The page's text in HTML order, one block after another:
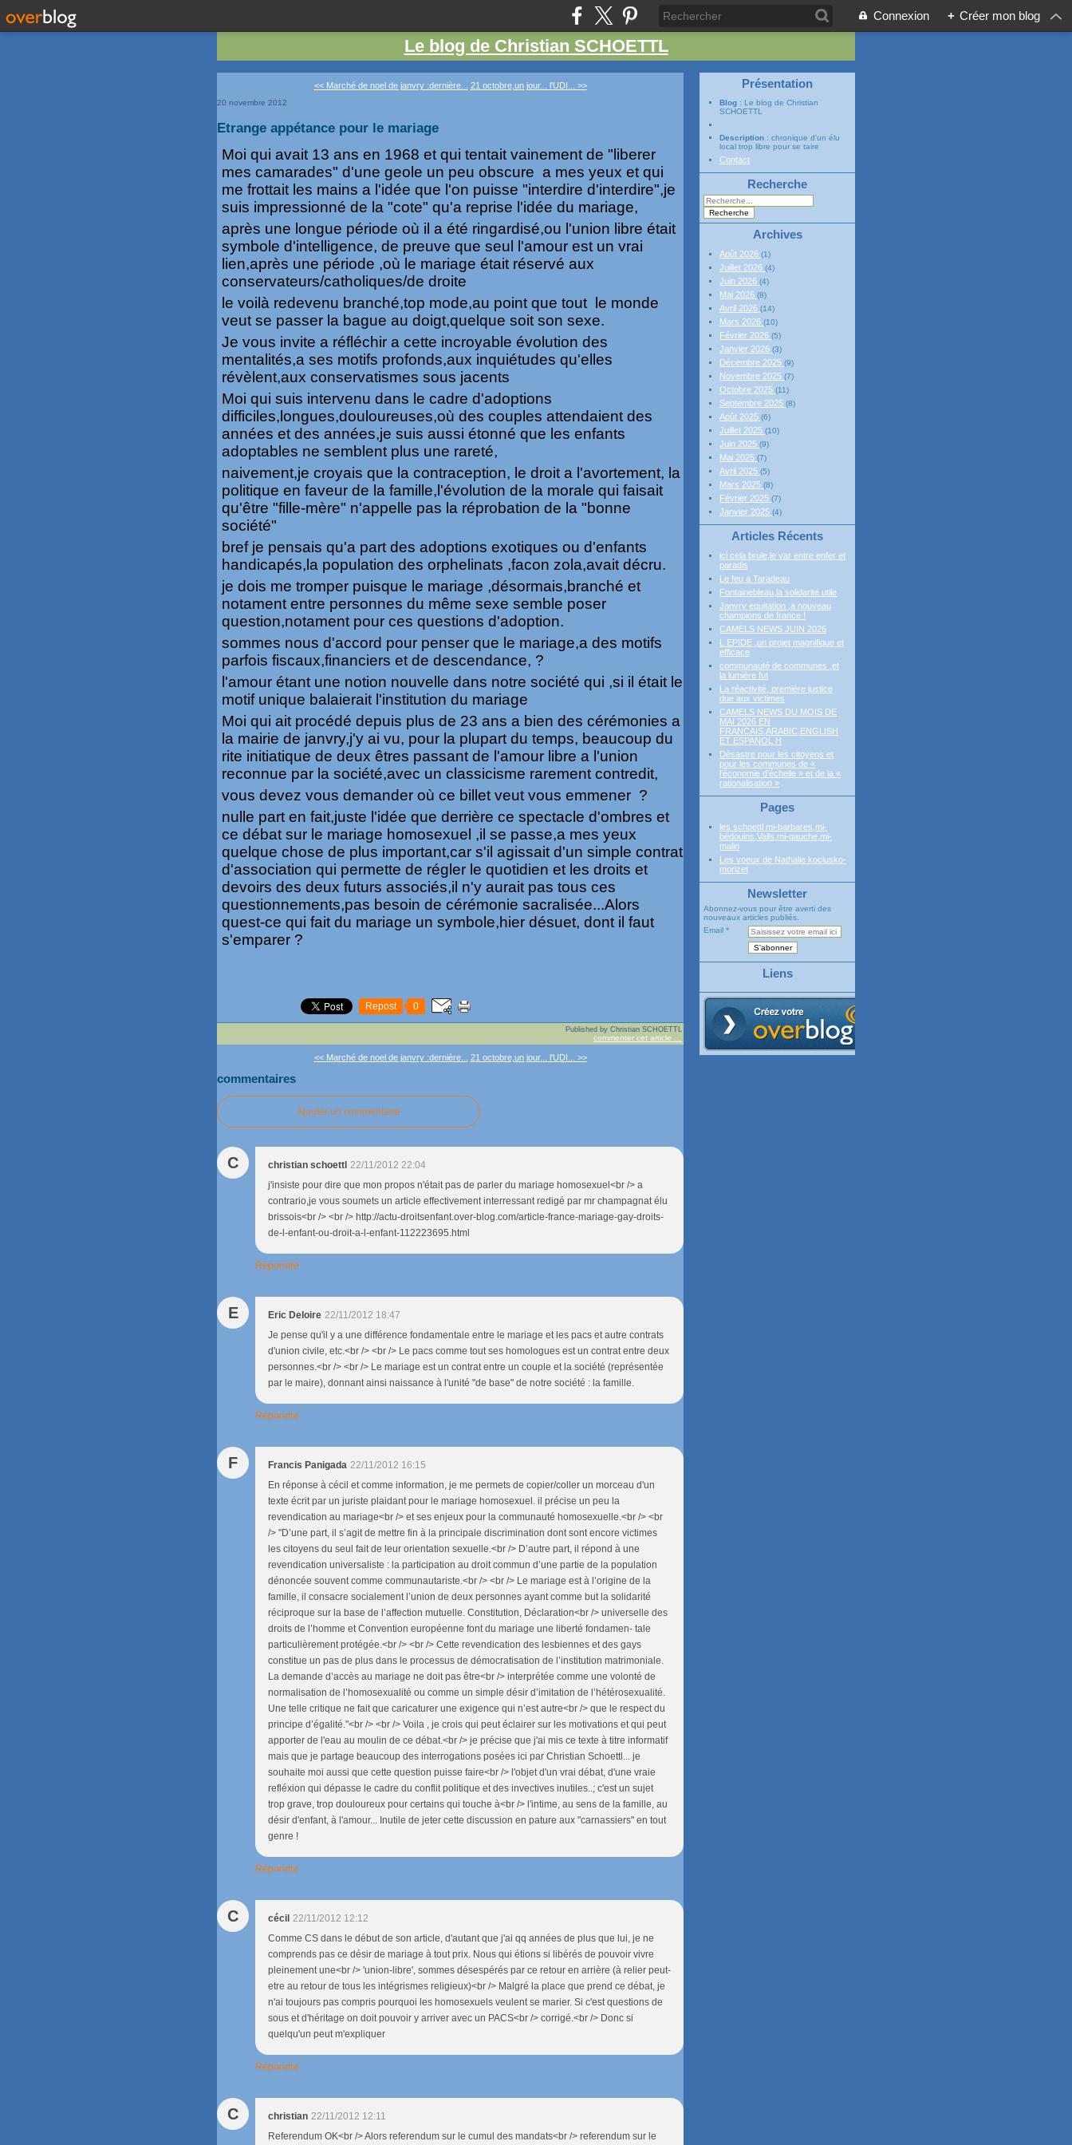
Connexion + Créer mon blog
Le blog de Christian SCHOETTL
<< Marché de noel de janvry :dernière... 21 octobre,un jour... l'UDI... >>
20 novembre 2012
Etrange appétance pour le mariage
Moi qui avait 13 ans en 1968 et qui tentait vainement de "liberer
mes camarades" d'une geole un peu obscure a mes yeux et qui
me frottait les mains a l'idée que l'on puisse "interdire d'interdire",je
suis impressionné de la "cote" qu'a reprise l'idée du mariage,
après une longue période où il a été ringardisé,ou l'union libre était
symbole d'intelligence, de preuve que seul l'amour est un vrai
lien,après une période ,où le mariage était réservé aux
conservateurs/catholiques/de droite
le voilà redevenu branché,top mode,au point que tout le monde
veut se passer la bague au doigt,quelque soit son sexe.
Je vous invite a réfléchir a cette incroyable évolution des
mentalités,a ses motifs profonds,aux inquiétudes qu'elles
révèlent,aux conservatismes sous jacents
Moi qui suis intervenu dans le cadre d'adoptions
difficiles,longues,douloureuses,où des couples attendaient des
années et des années,je suis aussi étonné que les enfants
adoptables ne semblent plus une rareté,
naivement,je croyais que la contraception, le droit a l'avortement, la
politique en faveur de la famille,l'évolution de la morale qui faisait
qu'être "fille-mère" n'appelle pas la réprobation de la "bonne
société"
bref je pensais qu'a part des adoptions exotiques ou d'enfants
handicapés,la population des orphelinats ,facon zola,avait décru.
je dois me tromper puisque le mariage ,désormais,branché et
notament entre personnes du même sexe semble poser
question,notament pour ces questions d'adoption.
sommes nous d'accord pour penser que le mariage,a des motifs
parfois fiscaux,financiers et de descendance, ?
l'amour étant une notion nouvelle dans notre société qui ,si il était le
motif unique balaierait l'institution du mariage
Moi qui ait procédé depuis plus de 23 ans a bien des cérémonies a
la mairie de janvry,j'y ai vu, pour la plupart du temps, beaucoup du
rite initiatique de deux êtres passant de l'amour libre a l'union
reconnue par la société,avec un classicisme rarement contredit,
vous devez vous demander où ce billet veut vous emmener ?
nulle part en fait,juste l'idée que derrière ce spectacle d'ombres et
ce débat sur le mariage homosexuel ,il se passe,a mes yeux
quelque chose de plus important,car s'il agissait d'un simple contrat
d'association qui permette de régler le quotidien et les droits et
devoirs des deux futurs associés,il n'y aurait pas tous ces
questionnements,pas besoin de cérémonie sacralisée...Alors
quest-ce qui fait du mariage un symbole,hier désuet, dont il faut
s'emparer ?
Repost 0
Published by Christian SCHOETTL
commenter cet article
<< Marché de noel de janvry :dernière... 21 octobre,un jour... l'UDI... >>
commentaires
Ajouter un commentaire
C christian schoettl 22/11/2012 22:04
j'insiste pour dire que mon propos n'était pas de parler du mariage homosexuel<br /> a
contrario,je vous soumets un article effectivement interressant redigé par mr champagnat élu
brissois<br /> <br /> http://actu-droitsenfant.over-blog.com/article-france-mariage-gay-droits-
de-l-enfant-ou-droit-a-l-enfant-112223695.html
Répondre
E Eric Deloire 22/11/2012 18:47
Je pense qu'il y a une différence fondamentale entre le mariage et les pacs et autre contrats
d'union civile, etc.<br /> <br /> Le pacs comme tout ses homologues est un contrat entre deux
personnes.<br /> <br /> Le mariage est un contrat entre un couple et la société (représentée
par le maire), donnant ainsi naissance à l'unité "de base" de notre société : la famille.
Répondre
F Francis Panigada 22/11/2012 16:15
En réponse à cécil et comme information, je me permets de copier/coller un morceau d'un
texte écrit par un juriste plaidant pour le mariage homosexuel. il précise un peu la
revendication au mariage<br /> et ses enjeux pour la communauté homosexuelle.<br /> <br
/> "D’une part, il s’agit de mettre fin à la principale discrimination dont sont encore victimes
les citoyens du seul fait de leur orientation sexuelle.<br /> D’autre part, il répond à une
revendication universaliste : la participation au droit commun d’une partie de la population
dénoncée souvent comme communautariste.<br /> <br /> Le mariage est à l’origine de la
famille, il consacre socialement l’union de deux personnes ayant comme but la solidarité
réciproque sur la base de l’affection mutuelle. Constitution, Déclaration<br /> universelle des
droits de l’homme et Convention européenne font du mariage une liberté fondamen- tale
particulièrement protégée.<br /> <br /> Cette revendication des lesbiennes et des gays
constitue un pas de plus dans le processus de démocratisation de l’institution matrimoniale.
La demande d’accès au mariage ne doit pas être<br /> interprétée comme une volonté de
normalisation de l’homosexualité ou comme un simple désir d’imitation de l’hétérosexualité.
Une telle critique ne fait que caricaturer une exigence qui n’est autre<br /> que le respect du
principe d’égalité."<br /> <br /> Voila , je crois qui peut éclairer sur les motivations et qui peut
apporter de l'eau au moulin de ce débat.<br /> je précise que j'ai mis ce texte à titre informatif
mais que je partage beaucoup des interrogations posées ici par Christian Schoettl... je
souhaite moi aussi que cette question puisse faire<br /> l'objet d'un vrai débat, d'une vraie
refléxion qui dépasse le cadre du conflit politique et des invectives inutiles..; c'est un sujet
trop grave, trop douloureux pour certains qui touche à<br /> l'intime, au sens de la famille, au
désir d'enfant, à l'amour... Inutile de jeter cette discussion en pature aux "carnassiers" en tout
genre !
Répondre
C cécil 22/11/2012 12:12
Comme CS dans le début de son article, d'autant que j'ai qq années de plus que lui, je ne
comprends pas ce désir de mariage à tout prix. Nous qui étions si libérés de pouvoir vivre
pleinement une<br /> 'union-libre', sommes désespérés par ce retour en arrière (à relier peut-
etre au retour de tous les intégrismes religieux)<br /> Malgré la place que prend ce débat, je
n'ai toujours pas compris pourquoi les homosexuels veulent se marier. Si c'est questions de
sous et d'héritage on doit pouvoir y arriver avec un PACS<br /> corrigé.<br /> Donc si
quelqu'un peut m'expliquer
Répondre
C christian 22/11/2012 12:11
Referendum OK<br /> Alors referendum sur le cumul des mandats<br /> referendum sur le
Présentation
Blog : Le blog de Christian
SCHOETTL
Description : chronique d'un élu
local trop libre pour se taire
Contact
Recherche
Archives
Août 2026 (1)
Juillet 2026 (4)
Juin 2026 (4)
Mai 2026 (8)
Avril 2026 (14)
Mars 2026 (10)
Février 2026 (5)
Janvier 2026 (3)
Décembre 2025 (9)
Novembre 2025 (7)
Octobre 2025 (11)
Septembre 2025 (8)
Août 2025 (6)
Juillet 2025 (10)
Juin 2025 (9)
Mai 2025 (7)
Avril 2025 (5)
Mars 2025 (8)
Février 2025 (7)
Janvier 2025 (4)
Articles Récents
ici cela brule,le var entre enfer et
paradis
Le feu a Taradeau
Fontainebleau,la solidarité utile
Janvry equitation ,a nouveau
champions de france !
CAMELS NEWS JUIN 2026
L EPIDE ,un projet magnifique et
efficace
communauté de communes ,et
la lumière fut
La réactivité, première justice
due aux victimes
CAMELS NEWS DU MOIS DE
MAI 2026 EN
FRANCAIS,ARABIC,ENGLISH
ET ESPANOL H
Désastre pour les citoyens et
pour les communes de «
l’économie d’échelle » et de la «
rationalisation »
Pages
les schoettl mi-barbares,mi-
bédouins,Valls,mi-gauche,mi-
malin
Les voeux de Nathalie kociusko-
morizet
Newsletter
Abonnez-vous pour être averti des
nouveaux articles publiés.
Email
Liens